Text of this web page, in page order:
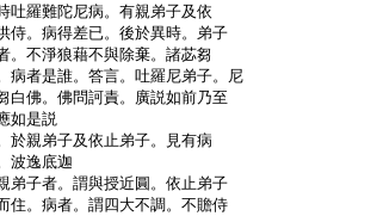
吐羅難陀尼病。有親弟子及依
侍。病得差已。後於異時。弟子
。不淨狼藉不與除棄。諸苾芻
病者是誰。答言。吐羅尼弟子。尼
白佛。佛問訶責。廣説如前乃至
如是説
於親弟子及依止弟子。見有病
波逸底迦
弟子者。謂與授近圓。依止弟子
住。病者。謂四大不調。不贍侍